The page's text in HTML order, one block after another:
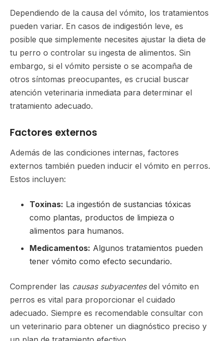
Dependiendo de la causa del vómito, los tratamientos
pueden variar. En casos de indigestión leve, es
posible que simplemente necesites ajustar la dieta de
tu perro o controlar su ingesta de alimentos. Sin
embargo, si el vómito persiste o se acompaña de
otros síntomas preocupantes, es crucial buscar
atención veterinaria inmediata para determinar el
tratamiento adecuado.
Factores externos
Además de las condiciones internas, factores
externos también pueden inducir el vómito en perros.
Estos incluyen:
Toxinas: La ingestión de sustancias tóxicas
como plantas, productos de limpieza o
alimentos para humanos.
Medicamentos: Algunos tratamientos pueden
tener vómito como efecto secundario.
Comprender las causas subyacentesdel vómito en
perros es vital para proporcionar el cuidado
adecuado. Siempre es recomendable consultar con
un veterinario para obtener un diagnóstico preciso y